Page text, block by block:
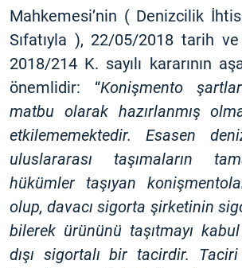
Mahkemesi’nin ( Denizcilik
Sıfatıyla ), 22/05/2018 tarih
2018/214 K. sayılı kararının
önemlidir: “Konişmento
matbu olarak hazırlanmış
etkilememektedir. Esasen
uluslararası taşımaların
hükümler taşıyan
olup, davacı sigorta şirketinin
bilerek ürününü taşıtmayı
dışı sigortalı bir tacirdir.